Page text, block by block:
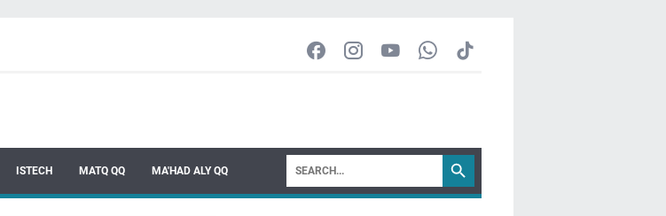
ISTECH MATQ QQ MA'HAD ALY QQ